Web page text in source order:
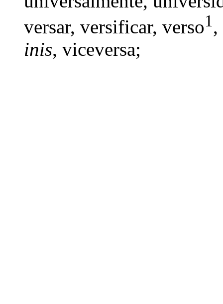
versar, versificar, verso1,
inis, viceversa;